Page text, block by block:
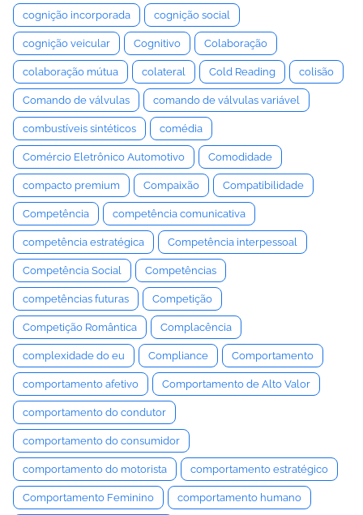
cognição incorporada cognição social
cognição veicular Cognitivo Colaboração
colaboração mútua colateral Cold Reading colisão
Comando de válvulas comando de válvulas variável
combustíveis sintéticos comédia
Comércio Eletrônico Automotivo Comodidade
compacto premium Compaixão Compatibilidade
Competência competência comunicativa
competência estratégica Competência interpessoal
Competência Social Competências
competências futuras Competição
Competição Romântica Complacência
complexidade do eu Compliance Comportamento
comportamento afetivo Comportamento de Alto Valor
comportamento do condutor
comportamento do consumidor
comportamento do motorista comportamento estratégico
Comportamento Feminino comportamento humano